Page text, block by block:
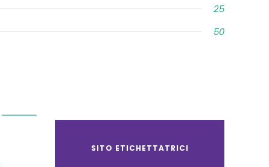
25
50
SITO ETICHETTATRICI